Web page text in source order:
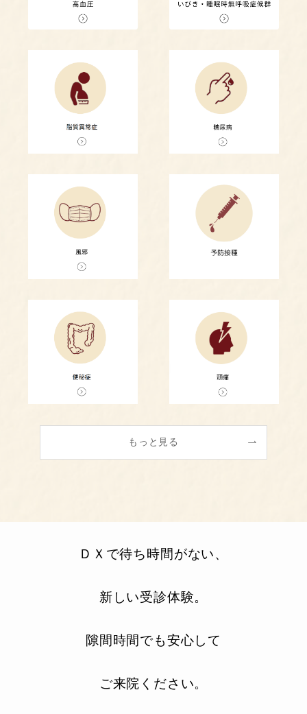
もっと見る
ＤＸで待ち時間がない、
新しい受診体験。
隙間時間でも安心して
ご来院ください。